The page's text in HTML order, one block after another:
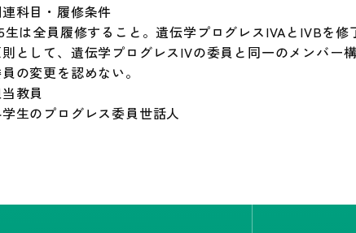
科目・履修条件
生は全員履修すること。遺伝学プログレスIVAとIVBを修
として、遺伝学プログレスIVの委員と同一のメンバー
の変更を認めない。
教員
生のプログレス委員世話人